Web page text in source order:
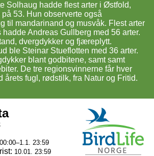
Solhaug hadde flest arter i Østfold,
53. Hun observerte også
til mandarinand og musvåk. Flest arter
hadde Andreas Gullberg med 56 arter.
dvergdykker og fjæreplytt.
ble Steinar Stueflotten med 36 arter.
blant godbitene, samt samt
De tre regionsvinnerne får hver
årets fugl, rødstilk, fra Natur og Fritid.
23:59
10.01. 23:59